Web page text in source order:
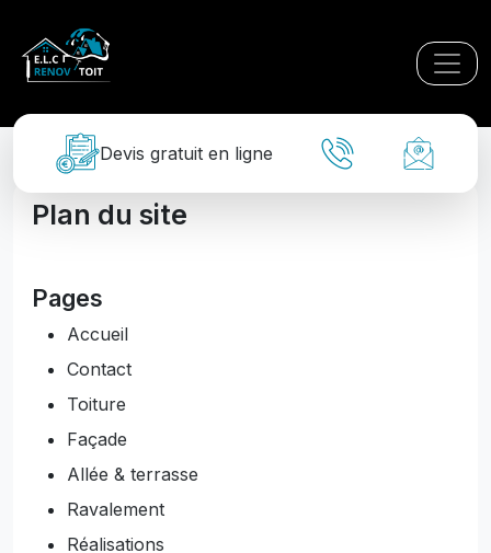
Devis gratuit en ligne
Plan du site
Pages
Accueil
Contact
Toiture
Façade
Allée & terrasse
Ravalement
Réalisations